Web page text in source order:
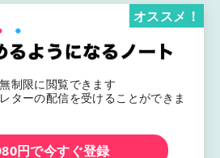
制限に閲覧できます
ターの配信を受けることができま
オススメ！
円で今すぐ登録